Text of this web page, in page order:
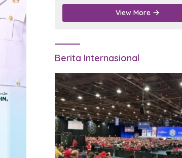
View More
Berita Internasional